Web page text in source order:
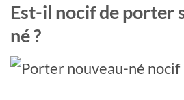
Est-il nocif de porter
né ?